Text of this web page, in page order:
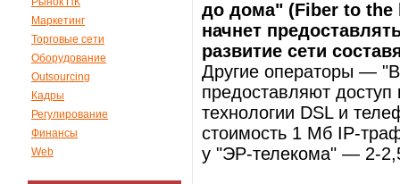
Маркетинг
Торговые сети
Оборудование
Outsourcing
Кадры
Регулирование
Финансы
Web
до дома" (Fiber to the
начнет
развитие сети
Другие операторы —
предоставляют
технологии DSL и
стоимость 1 Мб IP-
у "ЭР-телекома" — 2-